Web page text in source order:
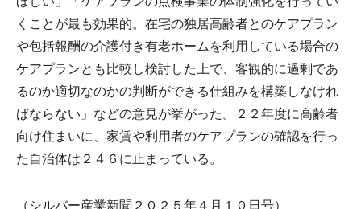
くことが最も効果的。在宅の独居高齢者とのケアプラン
や包括報酬の介護付き有老ホームを利用している場合の
ケアプランとも比較し検討した上で、客観的に過剰であ
るのか適切なのかの判断ができる仕組みを構築しなけれ
ばならない」などの意見が挙がった。２２年度に高齢者
向け住まいに、家賃や利用者のケアプランの確認を行っ
た自治体は２４６に止まっている。
（シルバー産業新聞２０２５年４月１０日号）